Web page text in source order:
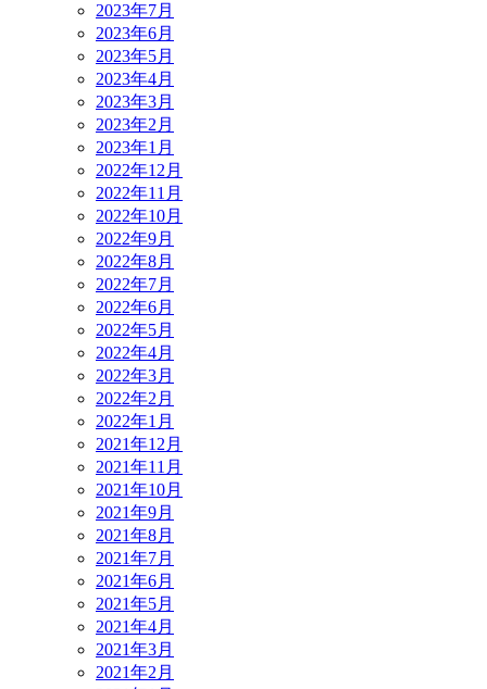
2023年7月
2023年6月
2023年5月
2023年4月
2023年3月
2023年2月
2023年1月
2022年12月
2022年11月
2022年10月
2022年9月
2022年8月
2022年7月
2022年6月
2022年5月
2022年4月
2022年3月
2022年2月
2022年1月
2021年12月
2021年11月
2021年10月
2021年9月
2021年8月
2021年7月
2021年6月
2021年5月
2021年4月
2021年3月
2021年2月